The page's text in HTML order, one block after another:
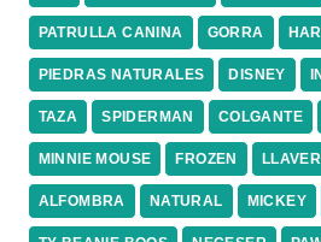
PATRULLA CANINA GORRA
PIEDRAS NATURALES DISNEY
TAZA SPIDERMAN COLGANTE
MINNIE MOUSE FROZEN
ALFOMBRA NATURAL MICKEY